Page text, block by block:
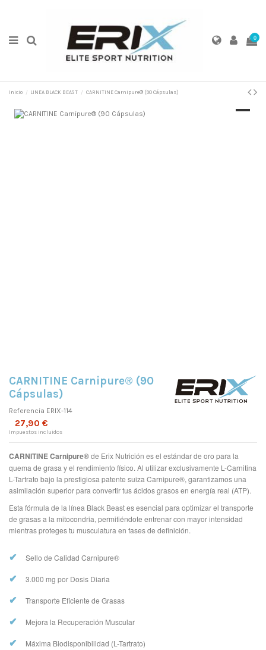
0
Inicio LINEA BLACK BEAST CARNITINE Carnipure® (90 Cápsulas)
CARNITINE Carnipure® (90
Cápsulas)
Referencia ERIX-114
27,90 €
Impuestos incluidos
CARNITINE Carnipure®de Erix Nutrición es el estándar de oro para la
quema de grasa y el rendimiento físico. Al utilizar exclusivamente L-Carnitina
L-Tartrato bajo la prestigiosa patente suiza Carnipure®, garantizamos una
asimilación superior para convertir tus ácidos grasos en energía real (ATP).
Esta fórmula de la línea Black Beast es esencial para optimizar el transporte
de grasas a la mitocondria, permitiéndote entrenar con mayor intensidad
mientras proteges tu musculatura en fases de definición.
✔ Sello de Calidad Carnipure®
✔ 3.000 mg por Dosis Diaria
✔ Transporte Eficiente de Grasas
✔ Mejora la Recuperación Muscular
✔ Máxima Biodisponibilidad (L-Tartrato)